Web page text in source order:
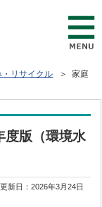
・リサイクル ＞ 家庭
度版（環境水
新日：2026年3月24日